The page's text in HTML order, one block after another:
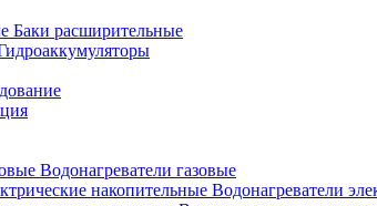
Баки расширительные
Водонагреватели газовые
Водонагреватели